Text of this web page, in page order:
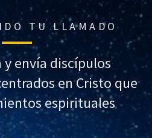
TU LLAMADO
y envía discípulos
en Cristo que
espirituales